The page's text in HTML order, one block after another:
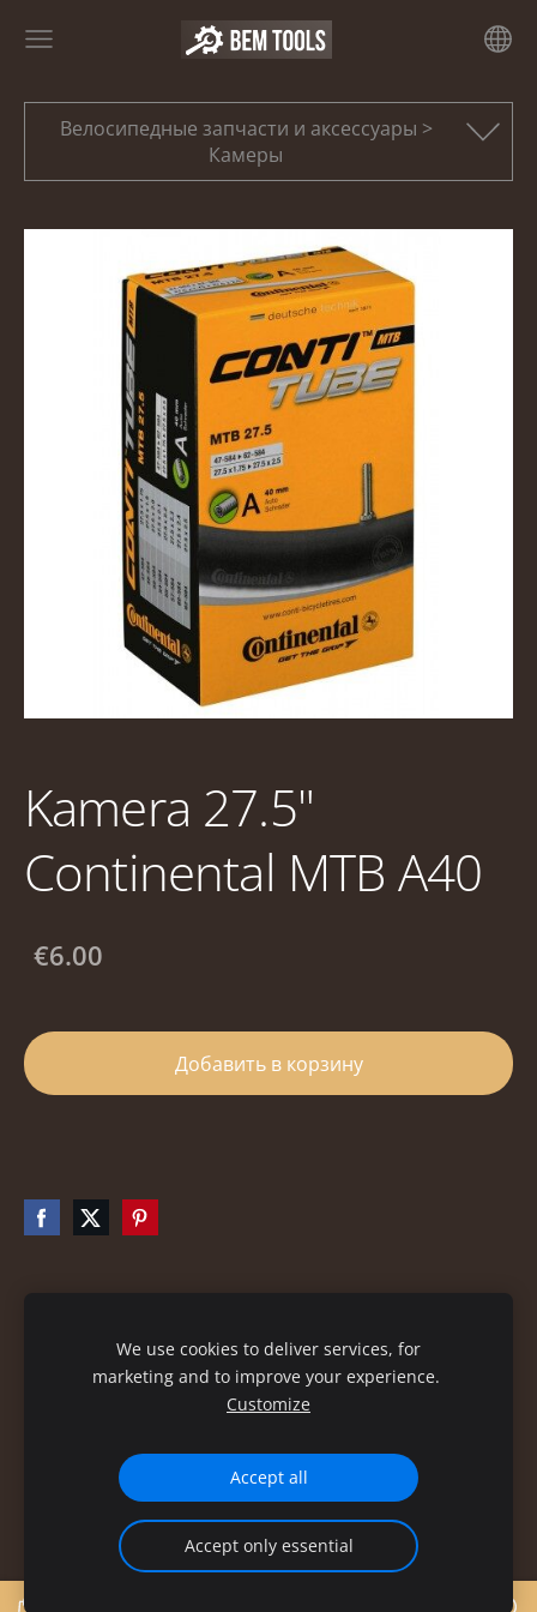
Велосипедные запчасти и аксессуары >
Камеры
Kamera 27.5"
Continental MTB A40
€6.00
Добавить в корзину
We use cookies to deliver services, for
marketing and to improve your experience.
Customize
Accept all
Accept only essential